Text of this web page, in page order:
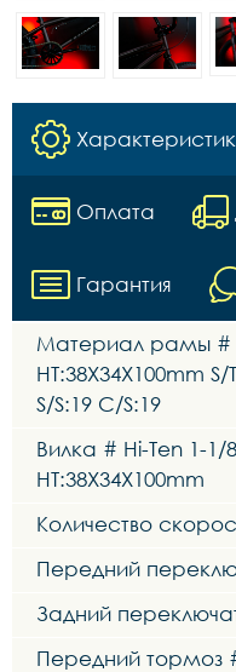
Оплата
Гарантия
Материал рамы #
HT:38X34X100mm
S/S:19 C/S:19
Вилка # Hi-Ten 1-
HT:38X34X100mm
Количество
Передний
Задний
Передний тормоз